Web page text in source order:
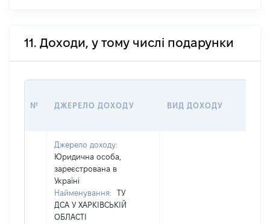
11. Доходи, у тому числі подарунки
№ ДЖЕРЕЛО ДОХОДУ ВИД ДОХОДУ
Джерело доходу:
Юридична особа,
зареєстрована в
Україні
Найменування:
ТУ
ДСА У ХАРКІВСЬКІЙ
ОБЛАСТІ